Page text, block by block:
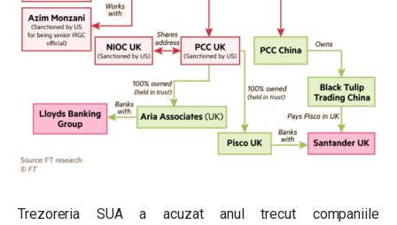
Trezoreria SUA a acuzat anul trecut companiile